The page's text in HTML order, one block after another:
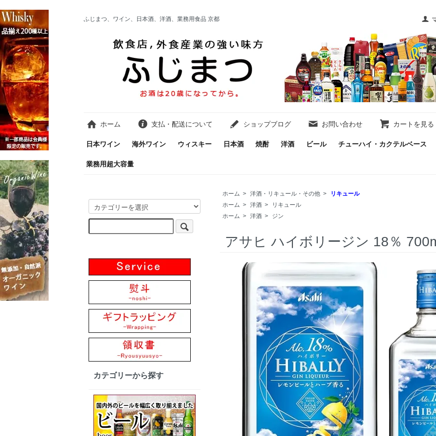
ふじまつ、ワイン、日本酒、洋酒、業務用食品 京都
ホーム 支払・配送について ショップブログ お問い合わせ カートを見る
日本ワイン 海外ワイン ウィスキー 日本酒 焼酎 洋酒 ビール チューハイ・カクテルベース
業務用超大容量
ホーム > 洋酒・リキュール・その他 >
リキュール
ホーム > 洋酒 >
リキュール
ホーム > 洋酒 > ジン
アサヒ ハイボリージン 18％
カテゴリーから探す